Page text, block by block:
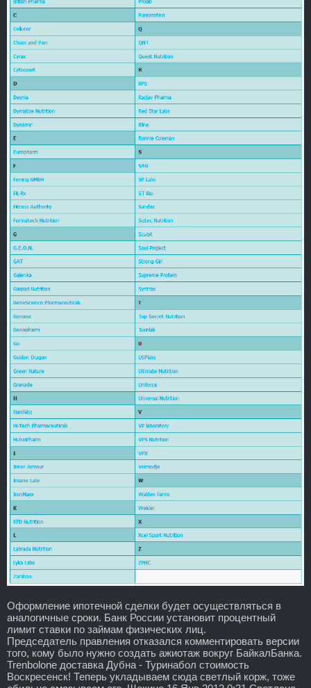
Оформление ипотечной сделки будет осуществляться в
аналогичные сроки. Банк России установит процентный
лимит ставки по займам физических лиц.
Председатель правления отказался комментировать версии
того, кому было нужно создать ажиотаж вокруг БайкалБанка.
Trenbolone доставка Дубна - Туринабол стоимость
Воскресенск! Теперь укладываем сюда светлый корж, тоже